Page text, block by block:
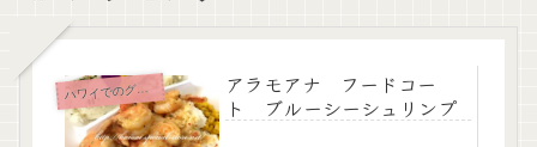
ハワイでのグルメ＆食事＆スイーツ
アラモアナ フードコー
ト ブルーシーシュリンプ